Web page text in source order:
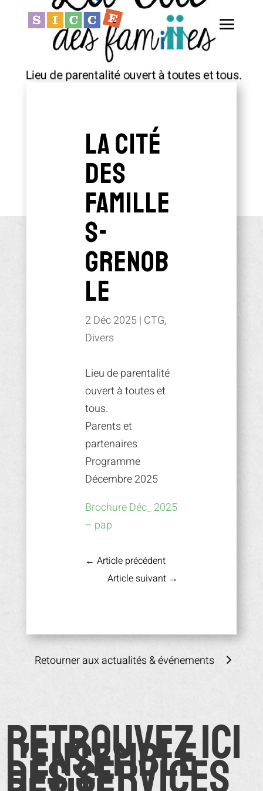
La cité
des
famille
s-
Grenob
le
2 Déc 2025| CTG,
Divers
Lieu de parentalité
ouvert à toutes et
tous.
Parents et
partenaires
Programme
Décembre 2025
Brochure Déc_ 2025
– pap
← Article précédent
Article suivant →
Retourner aux actualités & événements
Retrouvez ici
l’ensemble
des services